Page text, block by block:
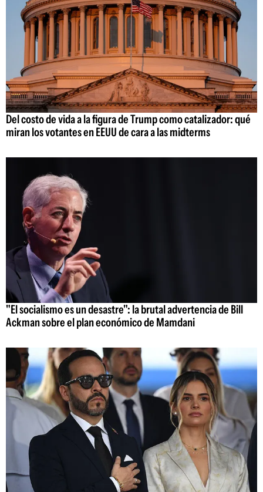
Del costo de vida a la figura de Trump como catalizador: qué
miran los votantes en EEUU de cara a las midterms
"El socialismo es un desastre": la brutal advertencia de Bill
Ackman sobre el plan económico de Mamdani